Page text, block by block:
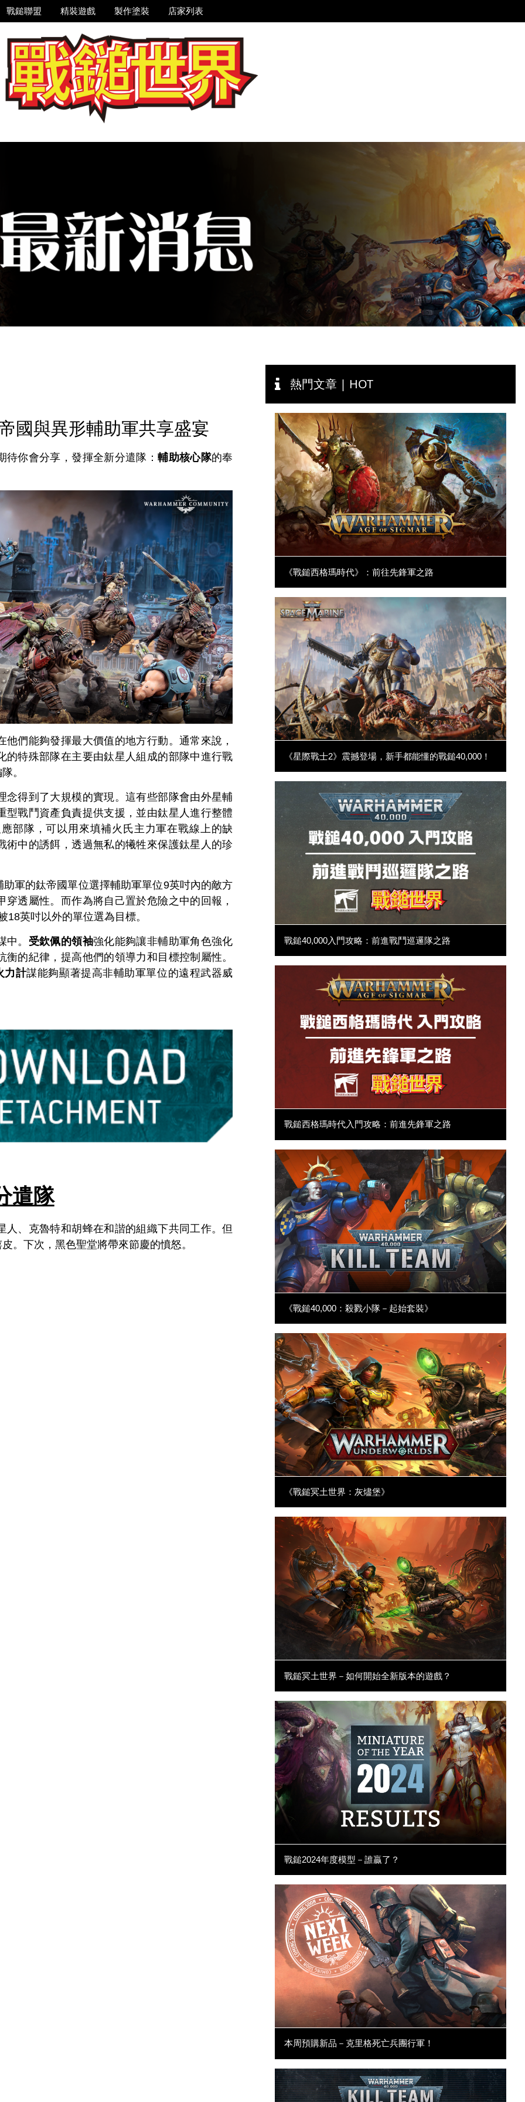
戰鎚聯盟 精裝遊戲 製作塗裝 店家列表
國與異形輔助軍共享盛宴
待你會分享，發揮全新分遣隊：輔助核心隊的奉
他們能夠發揮最大價值的地方行動。通常來說，
特殊部隊在主要由鈦星人組成的部隊中進行戰
。
得到了大規模的實現。這有些部隊會由外星輔
戰鬥資產負責提供支援，並由鈦星人進行整體
部隊，可以用來填補火氏主力軍在戰線上的缺
術中的誘餌，透過無私的犧牲來保護鈦星人的珍
軍的鈦帝國單位選擇輔助軍單位9英吋內的敵方
透屬性。而作為將自己置於危險之中的回報，
英吋以外的單位選為目標。
。 受欽佩的領袖強化能夠讓非輔助軍角色強化
的紀律，提高他們的領導力和目標控制屬性。
力計謀能夠顯著提高非輔助軍單位的遠程武器威
遣隊
、克魯特和胡蜂在和諧的組織下共同工作。但
。下次，黑色聖堂將帶來節慶的憤怒。
熱門文章 | HOT
《戰鎚西格瑪時代》：前往先鋒軍之路
《星際戰士2》震撼登場，新手都能懂的戰鎚40,000！
戰鎚40,000入門攻略：前進戰鬥巡邏隊之路
戰鎚西格瑪時代入門攻略：前進先鋒軍之路
《戰鎚40,000：殺戮小隊－起始套裝》
《戰鎚冥土世界：灰燼堡》
戰鎚冥土世界－如何開始全新版本的遊戲？
戰鎚2024年度模型－誰贏了？
本周預購新品－克里格死亡兵團行軍！